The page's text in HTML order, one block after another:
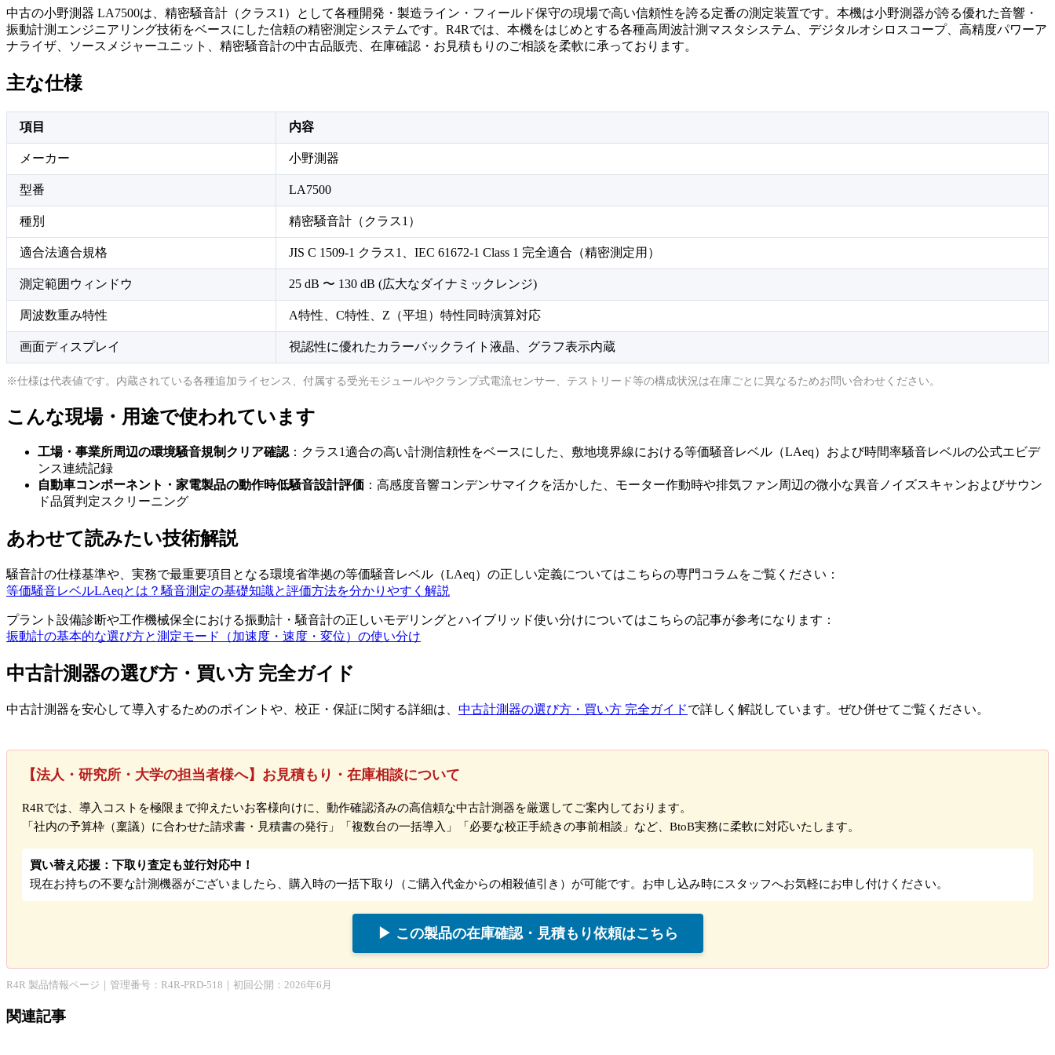
中古の小野測器 LA7500は、精密騒音計（クラス1）として各種開発・製造ライン・フィールド保守の現場で高い信頼性を誇る定番の測定装置です。本機は小野測器が誇る優れた音響・
振動計測エンジニアリング技術をベースにした信頼の精密測定システムです。R4Rでは、本機をはじめとする各種高周波計測マスタシステム、デジタルオシロスコープ、高精度パワーア
ナライザ、ソースメジャーユニット、精密騒音計の中古品販売、在庫確認・お見積もりのご相談を柔軟に承っております。
主な仕様
項目 内容
メーカー 小野測器
型番 LA7500
種別 精密騒音計（クラス1）
適合法適合規格 JIS C 1509-1 クラス1、IEC 61672-1 Class 1 完全適合（精密測定用）
測定範囲ウィンドウ 25 dB 〜 130 dB (広大なダイナミックレンジ)
周波数重み特性 A特性、C特性、Z（平坦）特性同時演算対応
画面ディスプレイ 視認性に優れたカラーバックライト液晶、グラフ表示内蔵
※仕様は代表値です。内蔵されている各種追加ライセンス、付属する受光モジュールやクランプ式電流センサー、テストリード等の構成状況は在庫ごとに異なるためお問い合わせください。
こんな現場・用途で使われています
工場・事業所周辺の環境騒音規制クリア確認：クラス1適合の高い計測信頼性をベースにした、敷地境界線における等価騒音レベル（LAeq）および時間率騒音レベルの公式エビデ
ンス連続記録
自動車コンポーネント・家電製品の動作時低騒音設計評価 ：高感度音響コンデンサマイクを活かした、モーター作動時や排気ファン周辺の微小な異音ノイズスキャンおよびサウン
ド品質判定スクリーニング
あわせて読みたい技術解説
騒音計の仕様基準や、実務で最重要項目となる環境省準拠の等価騒音レベル（LAeq）の正しい定義についてはこちらの専門コラムをご覧ください：
等価騒音レベルLAeqとは？騒音測定の基礎知識と評価方法を分かりやすく解説
プラント設備診断や工作機械保全における振動計・騒音計の正しいモデリングとハイブリッド使い分けについてはこちらの記事が参考になります：
振動計の基本的な選び方と測定モード（加速度・速度・変位）の使い分け
中古計測器の選び方・買い方 完全ガイド
中古計測器を安心して導入するためのポイントや、校正・保証に関する詳細は、 中古計測器の選び方・買い方 完全ガイドで詳しく解説しています。ぜひ併せてご覧ください。
【法人・研究所・大学の担当者様へ】お見積もり・在庫相談について
R4Rでは、導入コストを極限まで抑えたいお客様向けに、動作確認済みの高信頼な中古計測器を厳選してご案内しております。
「社内の予算枠（稟議）に合わせた請求書・見積書の発行」「複数台の一括導入」「必要な校正手続きの事前相談」など、BtoB実務に柔軟に対応いたします。
買い替え応援：下取り査定も並行対応中！
現在お持ちの不要な計測機器がございましたら、購入時の一括下取り（ご購入代金からの相殺値引き）が可能です。お申し込み時にスタッフへお気軽にお申し付けください。
▶ この製品の在庫確認・見積もり依頼はこちら
R4R 製品情報ページ｜管理番号：R4R-PRD-518｜初回公開：2026年6月
関連記事